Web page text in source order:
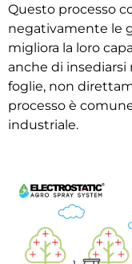
Questo processo
negativamente le
migliora la loro
anche di insediarsi
foglie, non
processo è
industriale.